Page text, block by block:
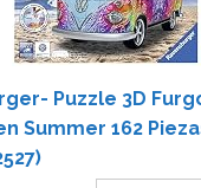
Puzzle 3D
Summer 162